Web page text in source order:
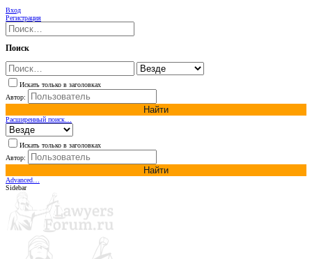
Вход
Регистрация
Поиск
Искать только в заголовках
Автор:
Найти
Расширенный поиск…
Искать только в заголовках
Автор:
Найти
Advanced…
Sidebar